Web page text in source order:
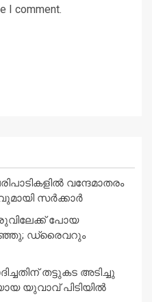
I comment.
വന്ദേമാതരം
സർക്കാർ
പോയ
ഡ്രൈവറും
തട്ടുകട അടിച്ചു
യുവാവ് പിടിയിൽ